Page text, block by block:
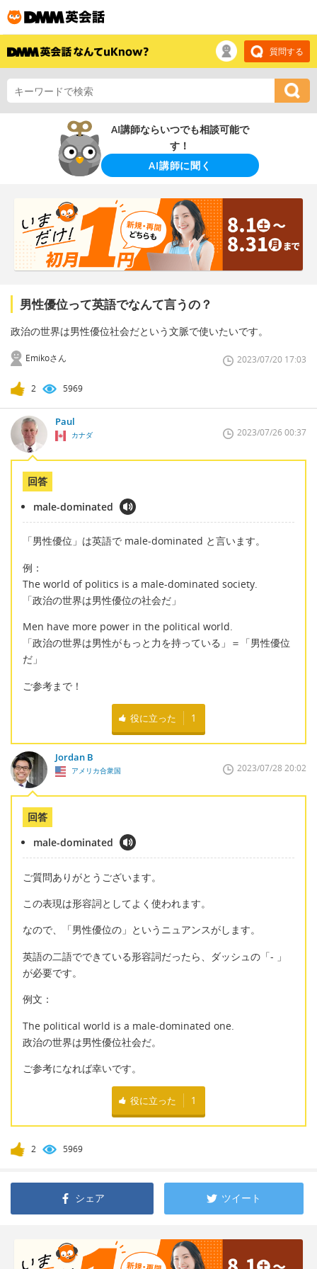
質問する
AI講師ならいつでも相談可能で
す！
AI講師に聞く
男性優位って英語でなんて言うの？
政治の世界は男性優位社会だという文脈で使いたいです。
Emikoさん 2023/07/20 17:03
2 5969
Paul
カナダ 2023/07/26 00:37
回答
male-dominated
「男性優位」は英語で male-dominated と言います。
例：
The world of politics is a male-dominated society.
「政治の世界は男性優位の社会だ」
Men have more power in the political world.
「政治の世界は男性がもっと力を持っている」＝「男性優位
だ」
ご参考まで！
役に立った 1
Jordan B
アメリカ合衆国 2023/07/28 20:02
回答
male-dominated
ご質問ありがとうございます。
この表現は形容詞としてよく使われます。
なので、「男性優位の」というニュアンスがします。
英語の二語でできている形容詞だったら、ダッシュの「- 」
が必要です。
例文：
The political world is a male-dominated one.
政治の世界は男性優位社会だ。
ご参考になれば幸いです。
役に立った 1
2 5969
シェア ツイート